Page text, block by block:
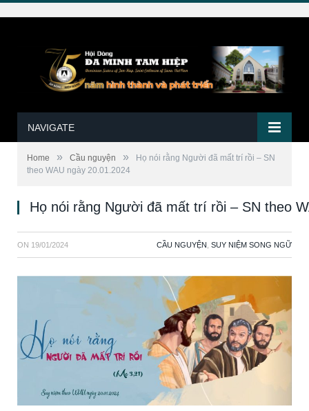
NAVIGATE
Home » Cầu nguyện »
Họ nói rằng Người đã mất trí rồi – SN
theo WAU ngày 20.01.2024
Họ nói rằng Người đã mất trí rồi – SN theo
ON 19/01/2024 CẦU NGUYỆN SUY NIỆM SONG NGỮ